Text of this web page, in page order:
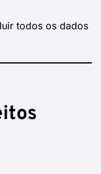
todos os dados